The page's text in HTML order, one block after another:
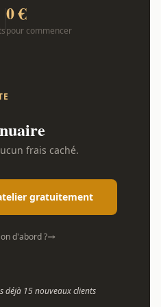
0 €
pour commencer
frais caché.
gratuitement
d'abord ?
déjà 15 nouveaux clients